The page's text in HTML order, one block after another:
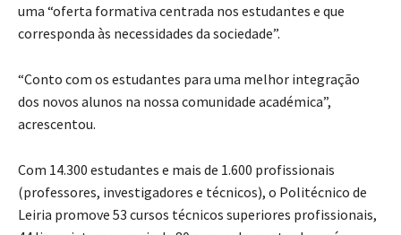
uma “oferta formativa centrada nos estudantes e que
corresponda às necessidades da sociedade”.
“Conto com os estudantes para uma melhor integração
dos novos alunos na nossa comunidade académica”,
acrescentou.
Com 14.300 estudantes e mais de 1.600 profissionais
(professores, investigadores e técnicos), o Politécnico de
Leiria promove 53 cursos técnicos superiores profissionais,